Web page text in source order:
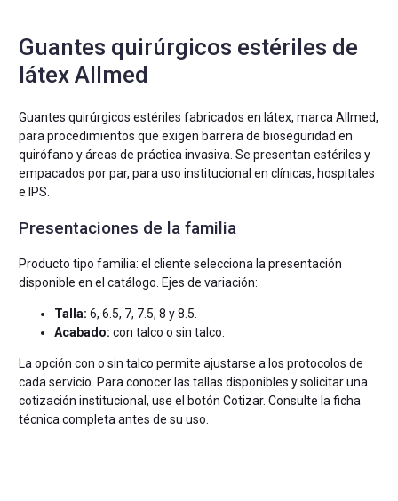
Guantes quirúrgicos estériles de
látex Allmed
Guantes quirúrgicos estériles fabricados en látex, marca Allmed,
para procedimientos que exigen barrera de bioseguridad en
quirófano y áreas de práctica invasiva. Se presentan estériles y
empacados por par, para uso institucional en clínicas, hospitales
e IPS.
Presentaciones de la familia
Producto tipo familia: el cliente selecciona la presentación
disponible en el catálogo. Ejes de variación:
Talla: 6, 6.5, 7, 7.5, 8 y 8.5.
Acabado: con talco o sin talco.
La opción con o sin talco permite ajustarse a los protocolos de
cada servicio. Para conocer las tallas disponibles y solicitar una
cotización institucional, use el botón Cotizar. Consulte la ficha
técnica completa antes de su uso.